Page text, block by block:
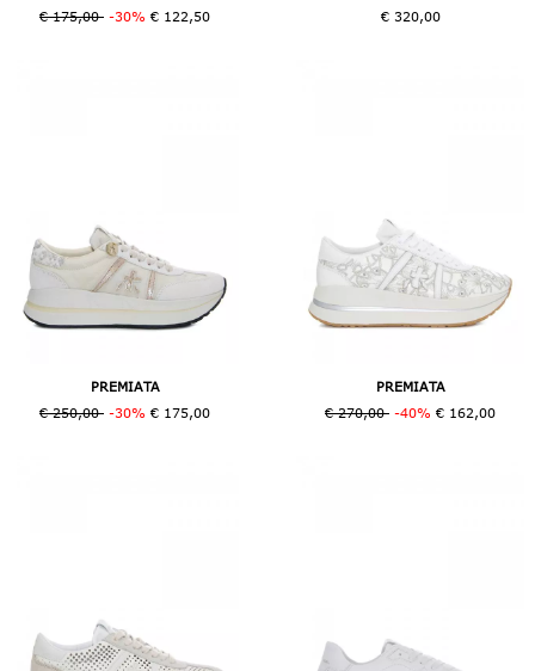
€ 175,00 -30% € 122,50
€ 320,00
PREMIATA
€ 250,00 -30% € 175,00
PREMIATA
€ 270,00 -40% € 162,00